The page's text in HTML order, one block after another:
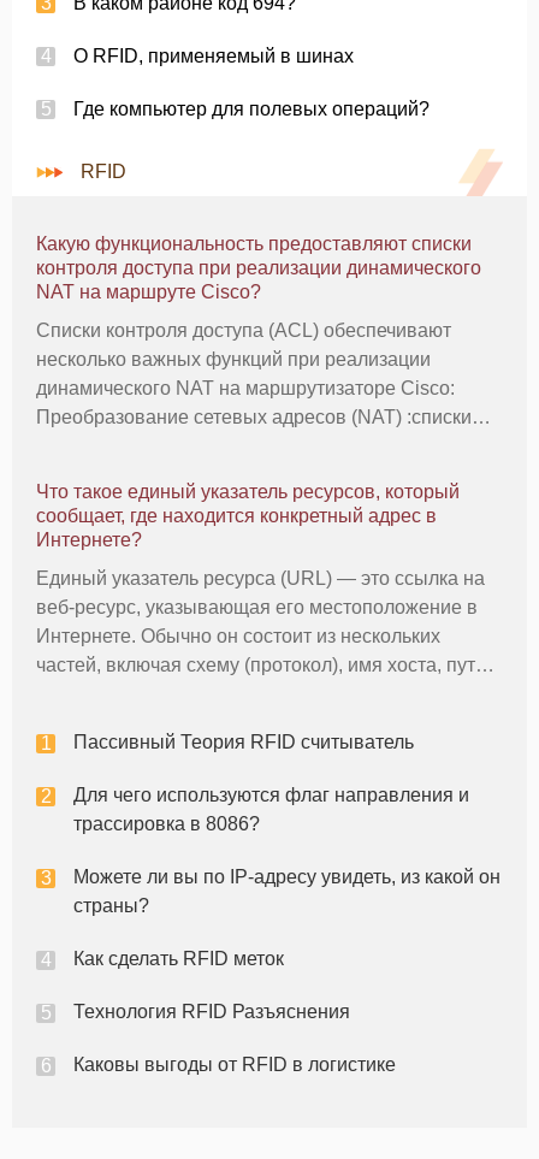
О RFID, применяемый в шинах
Где компьютер для полевых операций?
RFID
Какую функциональность предоставляют списки
контроля доступа при реализации динамического
NAT на маршруте Cisco?
Списки контроля доступа (ACL) обеспечивают
несколько важных функций при реализации
динамического NAT на маршрутизаторе Cisco:
Преобразование сетевых адресов (NAT) :списки
списки ACL, чтобы указать IP-адреса
Что такое единый указатель ресурсов, который
сообщает, где находится конкретный адрес в
Интернете?
Единый указатель ресурса (URL) — это ссылка на
веб-ресурс, указывающая его местоположение в
Интернете. Обычно он состоит из нескольких
частей, включая схему (протокол), имя хоста, путь,
компонента: Схема: Схема иден
Пассивный Теория RFID считыватель
Для чего используются флаг направления и
трассировка в 8086?
Можете ли вы по IP-адресу увидеть, из какой он
страны?
Как сделать RFID меток
Технология RFID Разъяснения
Каковы выгоды от RFID в логистике